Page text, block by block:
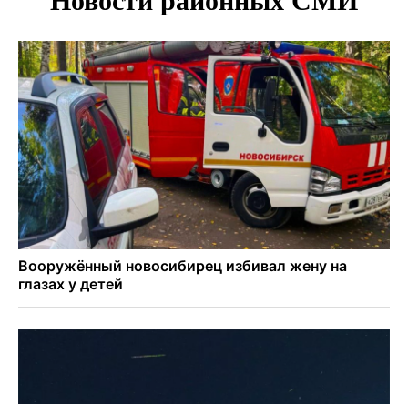
Условный срок получил бердский подросток за
Под Новосибирском рыбак случайно поймал осетра за
полмиллиона рублей
Мартышки Бразза с модной стрижкой стали звездами
Новосибирского зоопарка